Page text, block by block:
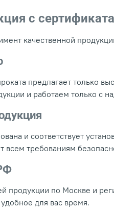
с
качественной
предлагает только
и работаем только
и соответствует
всем требованиям
продукции по Москве и
для вас время.